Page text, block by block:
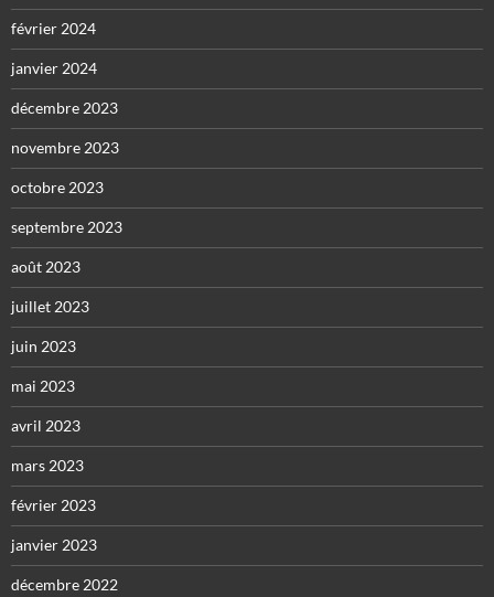
février 2024
janvier 2024
décembre 2023
novembre 2023
octobre 2023
septembre 2023
août 2023
juillet 2023
juin 2023
mai 2023
avril 2023
mars 2023
février 2023
janvier 2023
décembre 2022